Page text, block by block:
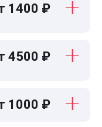
1400 ₽
4500 ₽
1000 ₽